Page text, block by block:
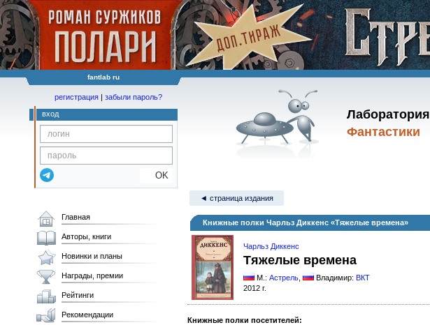
fantlab ru
Лаборатория
Фантастики
регистрация | забыли пароль?
вход
OK
◄ страница издания
Книжные полки Чарльз Диккенс «Тяжелые времена»
Чарльз Диккенс
Тяжелые времена
М.: Астрель Владимир: ВКТ
2012 г.
Книжные полки посетителей:
Главная
Авторы, книги
Новинки и планы
Награды, премии
Рейтинги
Рекомендации